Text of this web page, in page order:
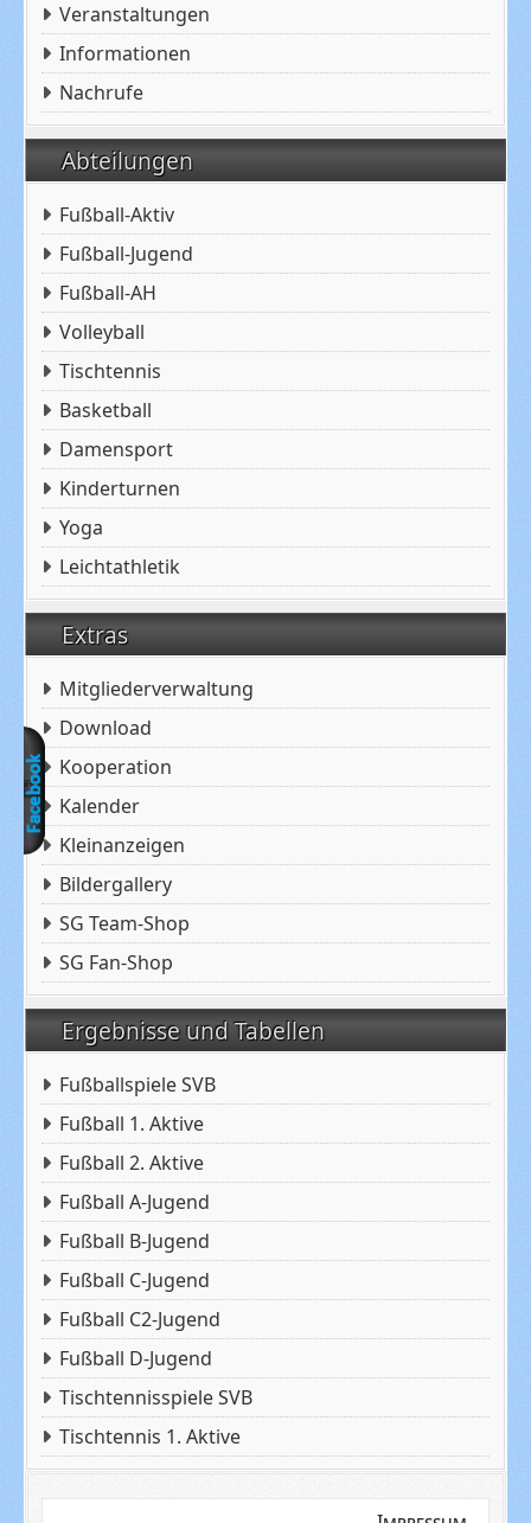
Veranstaltungen
Informationen
Nachrufe
Abteilungen
Fußball-Aktiv
Fußball-Jugend
Fußball-AH
Volleyball
Tischtennis
Basketball
Damensport
Kinderturnen
Yoga
Leichtathletik
Extras
Mitgliederverwaltung
Download
Kooperation
Kalender
Kleinanzeigen
Bildergallery
SG Team-Shop
SG Fan-Shop
Ergebnisse und Tabellen
Fußballspiele SVB
Fußball 1. Aktive
Fußball 2. Aktive
Fußball A-Jugend
Fußball B-Jugend
Fußball C-Jugend
Fußball C2-Jugend
Fußball D-Jugend
Tischtennisspiele SVB
Tischtennis 1. Aktive